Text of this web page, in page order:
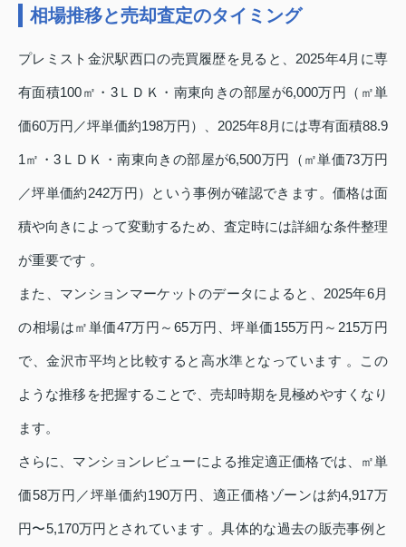
相場推移と売却査定のタイミング
プレミスト金沢駅西口の売買履歴を見ると、2025年4月に専
有面積100㎡・3ＬＤＫ・南東向きの部屋が6,000万円（㎡単
価60万円／坪単価約198万円）、2025年8月には専有面積88.9
1㎡・3ＬＤＫ・南東向きの部屋が6,500万円（㎡単価73万円
／坪単価約242万円）という事例が確認できます。価格は面
積や向きによって変動するため、査定時には詳細な条件整理
が重要です 。
また、マンションマーケットのデータによると、2025年6月
の相場は㎡単価47万円～65万円、坪単価155万円～215万円
で、金沢市平均と比較すると高水準となっています 。この
ような推移を把握することで、売却時期を見極めやすくなり
ます。
さらに、マンションレビューによる推定適正価格では、㎡単
価58万円／坪単価約190万円、適正価格ゾーンは約4,917万
円〜5,170万円とされています 。具体的な過去の販売事例と